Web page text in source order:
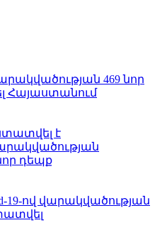
469 նոր
Հայաստանում
է
դեպք
19-ով վարակվածության